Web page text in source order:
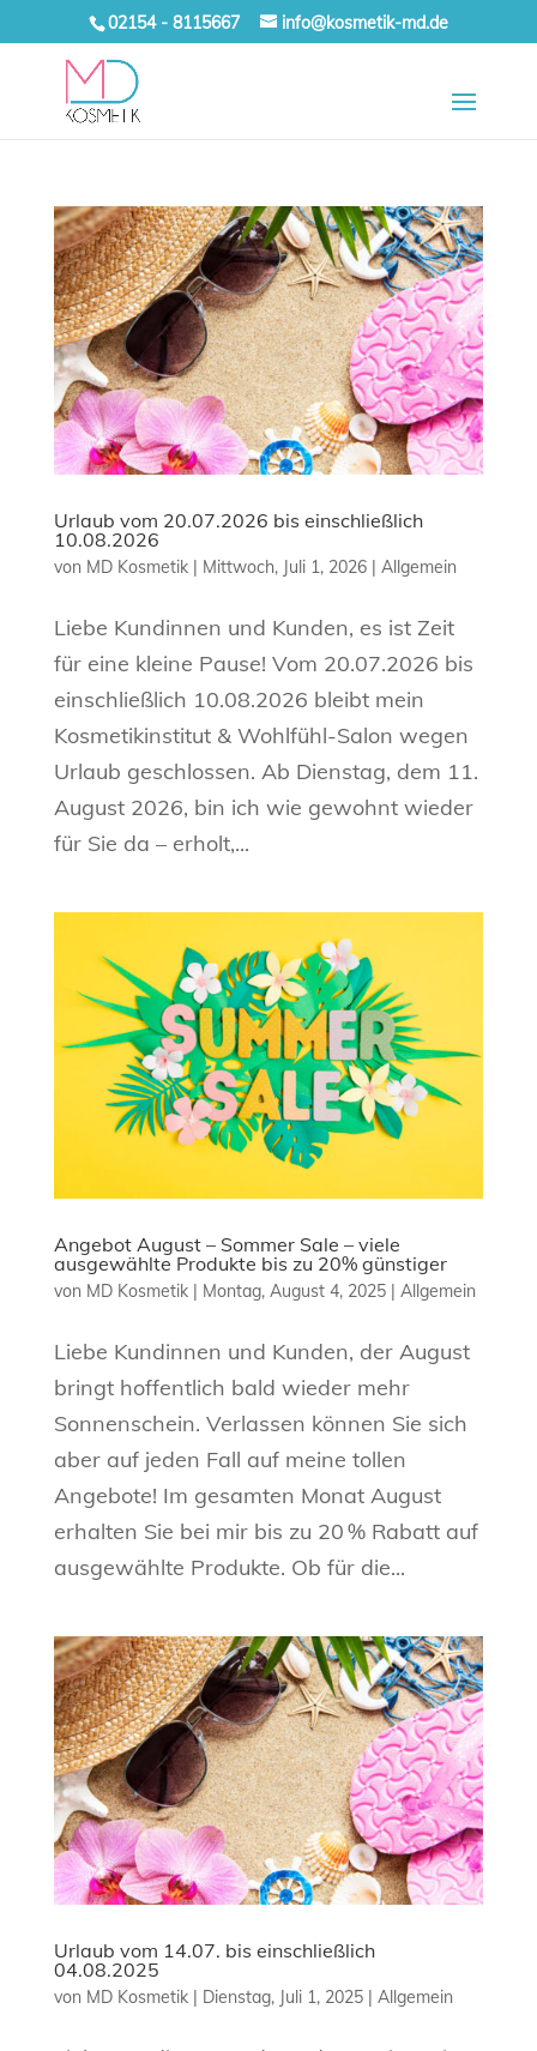
02154 - 8115667 info@kosmetik-md.de
Urlaub vom 20.07.2026 bis einschließlich
10.08.2026
von MD Kosmetik| Mittwoch, Juli 1, 2026| Allgemein
Liebe Kundinnen und Kunden, es ist Zeit
für eine kleine Pause! Vom 20.07.2026 bis
einschließlich 10.08.2026 bleibt mein
Kosmetikinstitut & Wohlfühl-Salon wegen
Urlaub geschlossen. Ab Dienstag, dem 11.
August 2026, bin ich wie gewohnt wieder
für Sie da – erholt,...
Angebot August – Sommer Sale – viele
ausgewählte Produkte bis zu 20% günstiger
von MD Kosmetik| Montag, August 4, 2025| Allgemein
Liebe Kundinnen und Kunden, der August
bringt hoffentlich bald wieder mehr
Sonnenschein. Verlassen können Sie sich
aber auf jeden Fall auf meine tollen
Angebote! Im gesamten Monat August
erhalten Sie bei mir bis zu 20 % Rabatt auf
ausgewählte Produkte. Ob für die...
Urlaub vom 14.07. bis einschließlich
04.08.2025
von MD Kosmetik| Dienstag, Juli 1, 2025| Allgemein